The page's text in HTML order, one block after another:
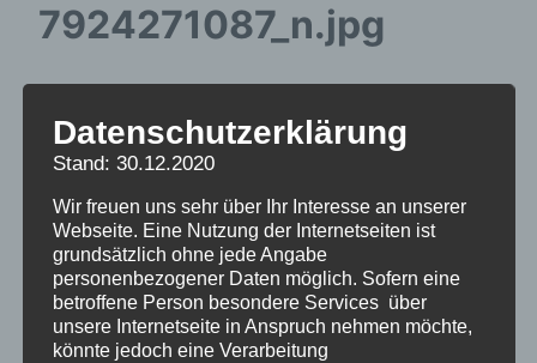
7924271087_n.jpg
Datenschutzerklärung
Stand: 30.12.2020
Wir freuen uns sehr über Ihr Interesse an unserer
Webseite. Eine Nutzung der Internetseiten ist
grundsätzlich ohne jede Angabe
personenbezogener Daten möglich. Sofern eine
betroffene Person besondere Services über
unsere Internetseite in Anspruch nehmen möchte,
könnte jedoch eine Verarbeitung